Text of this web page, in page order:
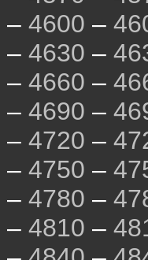
– 4600 –
– 4630 –
– 4660 –
– 4690 –
– 4720 –
– 4750 –
– 4780 –
– 4810 –